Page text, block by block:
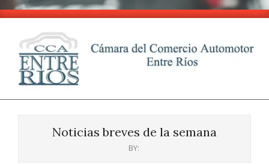
Skip
content
CCA
Noticias breves de la semana
BY: